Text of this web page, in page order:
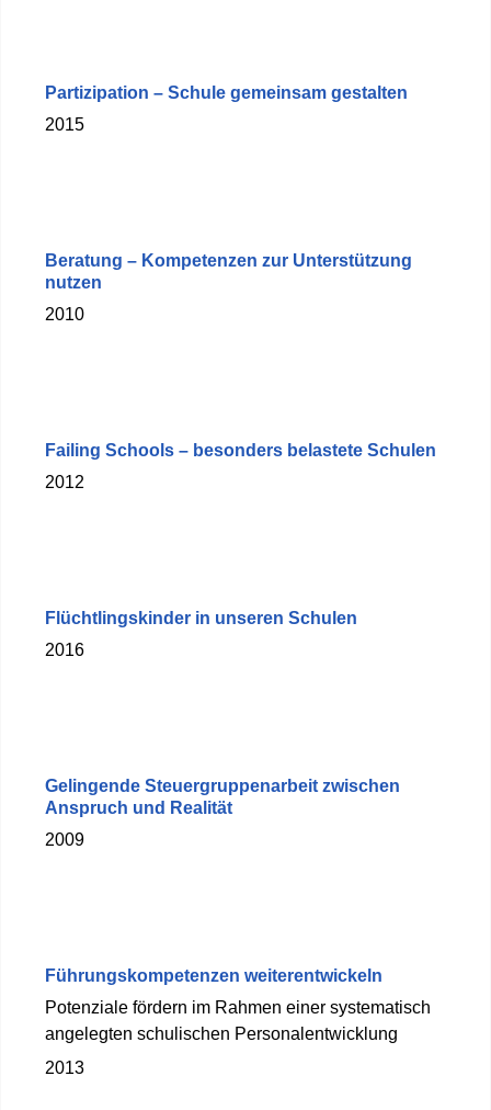
Partizipation – Schule gemeinsam gestalten
2015
Beratung – Kompetenzen zur Unterstützung
nutzen
2010
Failing Schools – besonders belastete Schulen
2012
Flüchtlingskinder in unseren Schulen
2016
Gelingende Steuergruppenarbeit zwischen
Anspruch und Realität
2009
Führungskompetenzen weiterentwickeln
Potenziale fördern im Rahmen einer systematisch
angelegten schulischen Personalentwicklung
2013